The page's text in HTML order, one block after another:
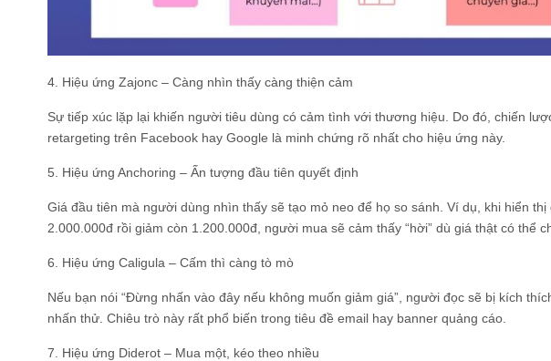
4. Hiệu ứng Zajonc – Càng nhìn thấy càng thiện cảm
Sự tiếp xúc lặp lại khiến người tiêu dùng có cảm tình với thương hiệu. Do đó, chiến
retargeting trên Facebook hay Google là minh chứng rõ nhất cho hiệu ứng này.
5. Hiệu ứng Anchoring – Ấn tượng đầu tiên quyết định
Giá đầu tiên mà người dùng nhìn thấy sẽ tạo mỏ neo để họ so sánh. Ví dụ, khi hiển thị
2.000.000đ rồi giảm còn 1.200.000đ, người mua sẽ cảm thấy “hời” dù giá thật có thể
6. Hiệu ứng Caligula – Cấm thì càng tò mò
Nếu bạn nói “Đừng nhấn vào đây nếu không muốn giảm giá”, người đọc sẽ bị kích
nhấn thử. Chiêu trò này rất phổ biến trong tiêu đề email hay banner quảng cáo.
7. Hiệu ứng Diderot – Mua một, kéo theo nhiều